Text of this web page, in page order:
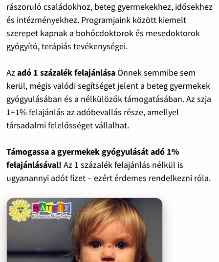
rászoruló családokhoz, beteg gyermekekhez, idősekhez
és intézményekhez. Programjaink között kiemelt
szerepet kapnak a bohócdoktorok és mesedoktorok
gyógyító, terápiás tevékenységei.
Azadó 1 százalék felajánlásaÖnnek semmibe sem
kerül, mégis valódi segítséget jelent a beteg gyermekek
gyógyulásában és a nélkülözők támogatásában. Az szja
1+1% felajánlás az adóbevallás része, amellyel
társadalmi felelősséget vállalhat.
Támogassa a gyermekek gyógyulását adó 1%
felajánlásával! Az 1 százalék felajánlás nélkül is
ugyanannyi adót fizet – ezért érdemes rendelkezni róla.